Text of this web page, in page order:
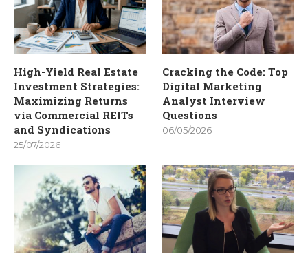
High-Yield Real Estate
Investment Strategies:
Maximizing Returns
via Commercial REITs
and Syndications
25/07/2026
Cracking the Code: Top
Digital Marketing
Analyst Interview
Questions
06/05/2026